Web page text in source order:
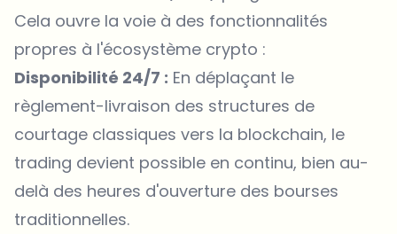
Cela ouvre la voie à des fonctionnalités
propres à l'écosystème crypto :
Disponibilité 24/7 : En déplaçant le
règlement-livraison des structures de
courtage classiques vers la blockchain, le
trading devient possible en continu, bien au-
delà des heures d'ouverture des bourses
traditionnelles.